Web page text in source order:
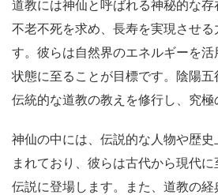
道教には神仙と呼ばれる神秘的な
不老不死を求め、長寿を実現させる
す。彼らは自然界のエネルギーを
状態に至ることが目標です。陰陽
伝統的な道教の教えを修行し、究極
神仙の中には、伝説的な人物や歴
まれており、彼らは古代から現代
伝説に登場します。また、道教の